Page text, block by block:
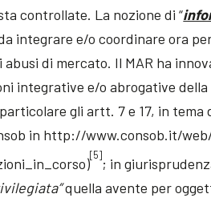
controllate. La nozione di “
da integrare e/o coordinare ora
abusi di mercato. Il MAR ha
integrative e/o abrogative
gli artt. 7 e 17, in tema
in http://www.consob.it/
[5]; in
quella avente per